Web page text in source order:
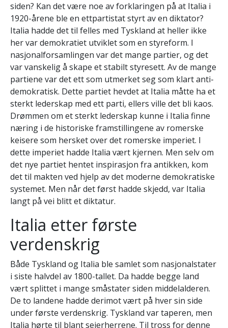
siden? Kan det være noe av forklaringen på at Italia i
1920-årene ble en ettpartistat styrt av en diktator?
Italia hadde det til felles med Tyskland at heller ikke
her var demokratiet utviklet som en styreform. I
nasjonalforsamlingen var det mange partier, og det
var vanskelig å skape et stabilt styresett. Av de mange
partiene var det ett som utmerket seg som klart anti-
demokratisk. Dette partiet hevdet at Italia måtte ha et
sterkt lederskap med ett parti, ellers ville det bli kaos.
Drømmen om et sterkt lederskap kunne i Italia finne
næring i de historiske framstillingene av romerske
keisere som hersket over det romerske imperiet. I
dette imperiet hadde Italia vært kjernen. Men selv om
det nye partiet hentet inspirasjon fra antikken, kom
det til makten ved hjelp av det moderne demokratiske
systemet. Men når det først hadde skjedd, var Italia
langt på vei blitt et diktatur.
Italia etter første
verdenskrig
Både Tyskland og Italia ble samlet som nasjonalstater
i siste halvdel av 1800-tallet. Da hadde begge land
vært splittet i mange småstater siden middelalderen.
De to landene hadde derimot vært på hver sin side
under første verdenskrig. Tyskland var taperen, men
Italia hørte til blant seierherrene. Til tross for denne